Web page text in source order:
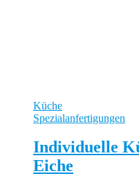
Küche
Spezialanfertigungen
Individuelle
Eiche